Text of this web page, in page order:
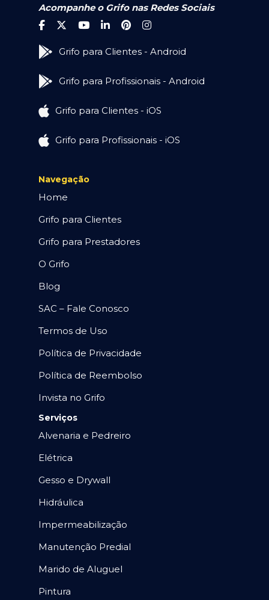
Acompanhe o Grifo nas Redes Sociais
Grifo para Clientes - Android
Grifo para Profissionais - Android
Grifo para Clientes - iOS
Grifo para Profissionais - iOS
Navegação
Home
Grifo para Clientes
Grifo para Prestadores
O Grifo
Blog
SAC – Fale Conosco
Termos de Uso
Política de Privacidade
Política de Reembolso
Invista no Grifo
Serviços
Alvenaria e Pedreiro
Elétrica
Gesso e Drywall
Hidráulica
Impermeabilização
Manutenção Predial
Marido de Aluguel
Pintura